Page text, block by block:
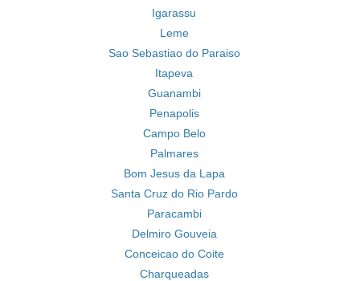
Igarassu
Leme
Sao Sebastiao do Paraiso
Itapeva
Guanambi
Penapolis
Campo Belo
Palmares
Bom Jesus da Lapa
Santa Cruz do Rio Pardo
Paracambi
Delmiro Gouveia
Conceicao do Coite
Charqueadas